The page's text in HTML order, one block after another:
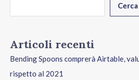
Cerca
Articoli recenti
Bending Spoons comprerà Airtable,
rispetto al 2021